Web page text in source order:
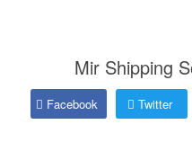
Mir Shipping
Facebook Twitter